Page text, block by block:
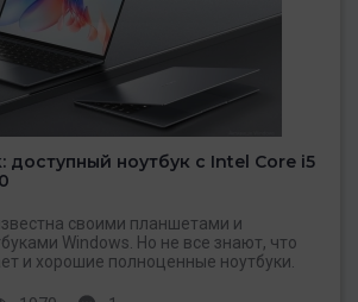
доступный ноутбук с Intel Core i5
своими планшетами и
Windows. Но не все знают, что
и хорошие полноценные ноутбуки.